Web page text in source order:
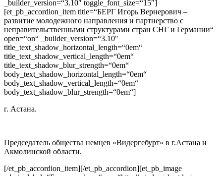
_builder_version=“3.10″ toggle_font_size=“15″]
[et_pb_accordion_item title=“БЕРГ Игорь Вернерович –
развитие молодежного направления и партнерство с
неправительственными структурами стран СНГ и Германии“
open=“on“ _builder_version=“3.10″
title_text_shadow_horizontal_length=“0em“
title_text_shadow_vertical_length=“0em“
title_text_shadow_blur_strength=“0em“
body_text_shadow_horizontal_length=“0em“
body_text_shadow_vertical_length=“0em“
body_text_shadow_blur_strength=“0em“]
г. Астана.
Председатель общества немцев «Видергебурт» в г.Астана и
Акмолинской области.
[/et_pb_accordion_item][/et_pb_accordion][et_pb_image